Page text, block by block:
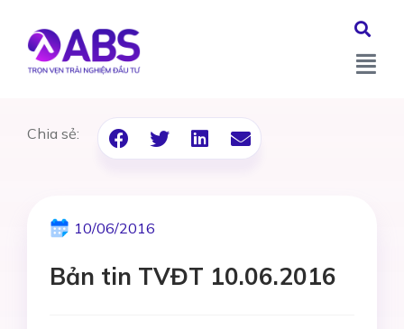
Chia sẻ:
10/06/2016
Bản tin TVĐT 10.06.2016